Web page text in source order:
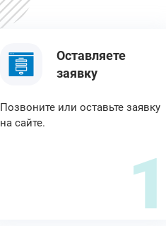
Оставляете
заявку
Позвоните или оставьте заявку
на сайте.
1